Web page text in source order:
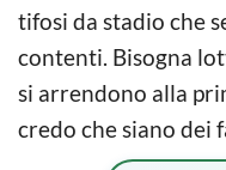
tifosi da stadio che
contenti. Bisogna
si arrendono alla
credo che siano dei